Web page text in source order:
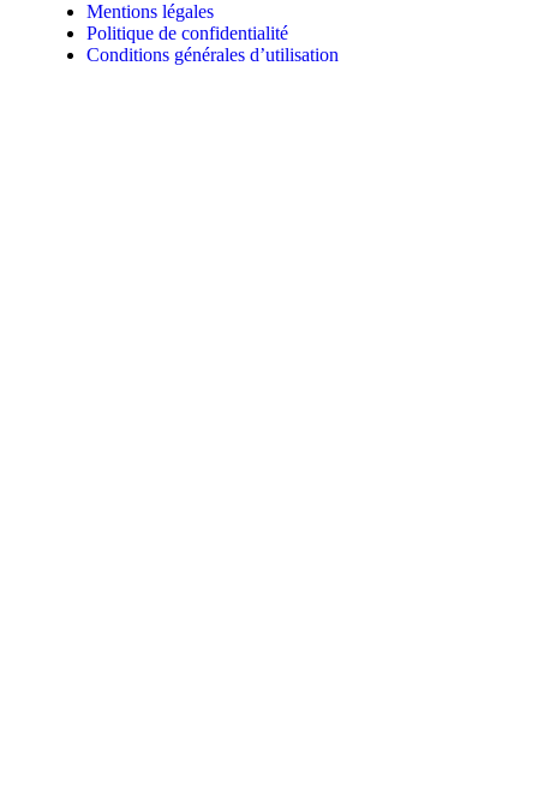
Mentions légales
Politique de confidentialité
Conditions générales d’utilisation